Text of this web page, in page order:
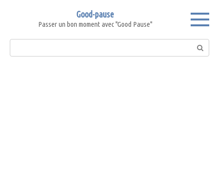
Good-pause
Passer un bon moment avec "Good Pause"
Search: